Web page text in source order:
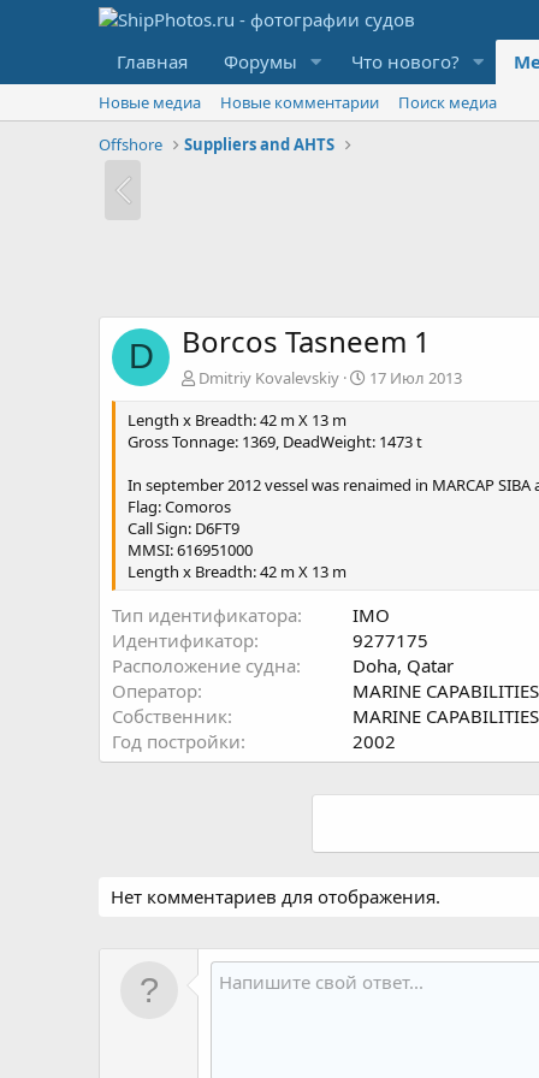
Главная Форумы Что нового?
Новые медиа Новые комментарии
Поиск медиа
Offshore
Suppliers and AHTS
D Borcos Tasneem 1
Dmitriy Kovalevskiy
17 Июл 2013
Length x Breadth: 42 m X 13 m
Gross Tonnage: 1369, DeadWeight: 1473 t
In september 2012 vessel was renaimed in MARCAP
Flag: Comoros
Call Sign: D6FT9
MMSI: 616951000
Length x Breadth: 42 m X 13 m
Тип идентификатора
IMO
Идентификатор
9277175
Расположение судна
Doha, Qatar
Оператор
MARINE CAPABILITIES
Собственник
MARINE CAPABILITIES
Год постройки
2002
Нет комментариев для отображения.